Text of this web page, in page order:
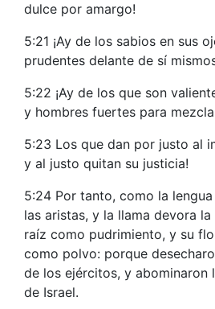
dulce por amargo!
5:21 ¡Ay de los sabios en sus
prudentes delante de sí
5:22 ¡Ay de los que son
y hombres fuertes para
5:23 Los que dan por justo al
y al justo quitan su justicia!
5:24 Por tanto, como la
las aristas, y la llama devora la
raíz como pudrimiento, y su
como polvo: porque
de los ejércitos, y abominaron
de Israel.